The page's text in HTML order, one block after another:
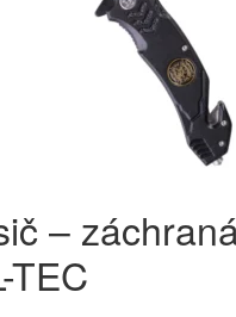
–
TEC